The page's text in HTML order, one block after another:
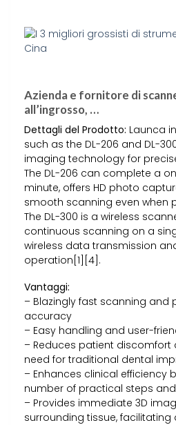
Azienda e fornitore di
all’ingrosso, …
Dettagli del Prodotto: Launca
such as the DL-206 and DL-
imaging technology for
The DL-206 can complete a
minute, offers HD photo
smooth scanning even when
The DL-300 is a wireless
continuous scanning on a
wireless data transmission
operation[1][4].
Vantaggi:
– Blazingly fast scanning and
accuracy
– Easy handling and user-
– Reduces patient discomfort
need for traditional dental
– Enhances clinical efficiency
number of practical steps
– Provides immediate 3D
surrounding tissue, facilitating